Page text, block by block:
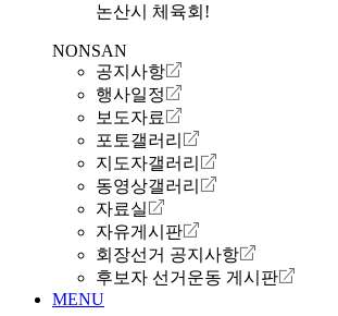
논산시 체육회!
NONSAN
공지사항
행사일정
보도자료
포토갤러리
지도자갤러리
동영상갤러리
자료실
자유게시판
회장선거 공지사항
후보자 선거운동 게시판
MENU